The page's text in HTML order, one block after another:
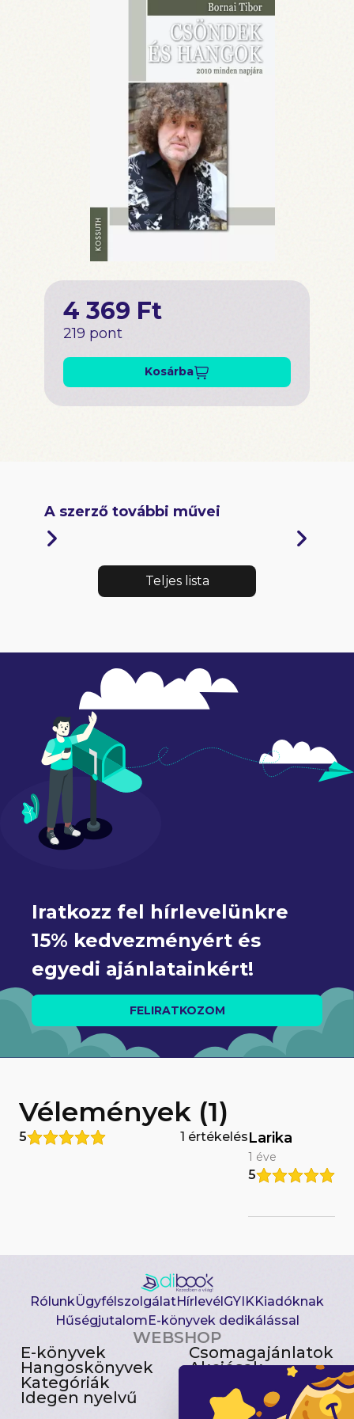
4 369 Ft
219 pont
Kosárba
A szerző további művei
Teljes lista
Iratkozz fel hírlevelünkre
15% kedvezményért és
egyedi ajánlatainkért!
FELIRATKOZOM
Vélemények (1)
5 1 értékelésLarika
1 éve
5
RólunkÜgyfélszolgálatHírlevélGYIKKiadóknak
HűségjutalomE-könyvek dedikálással
WEBSHOP
E-könyvek
Hangoskönyvek
Kategóriák
Idegen nyelvű
Csomagajánlatok
Akciósak
Előjegyezhetők
Újdonságok